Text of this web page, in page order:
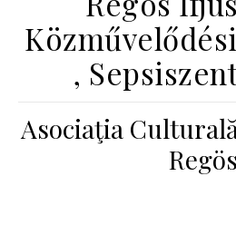
,
Asociaţia
Regös